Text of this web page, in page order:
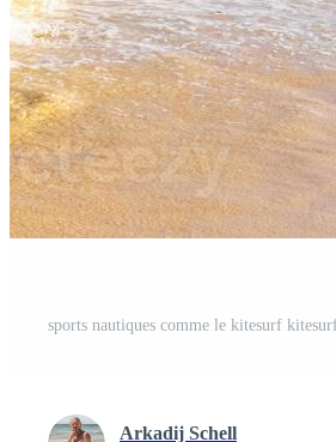
Arkadij Schell